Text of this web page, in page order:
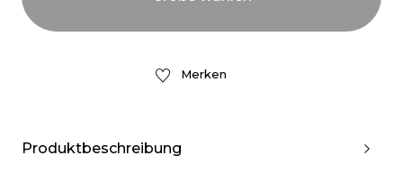
Merken
Produktbeschreibung